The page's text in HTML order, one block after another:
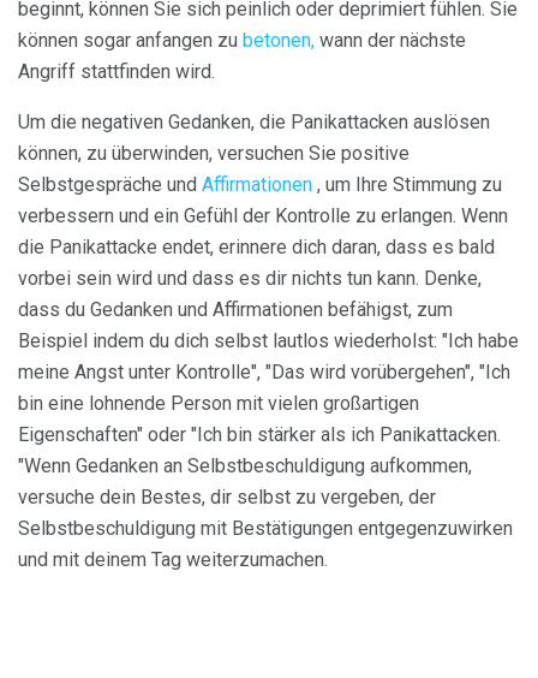
beginnt, können Sie sich peinlich oder deprimiert fühlen. Sie
können sogar anfangen zu betonen, wann der nächste
Angriff stattfinden wird.
Um die negativen Gedanken, die Panikattacken auslösen
können, zu überwinden, versuchen Sie positive
Selbstgespräche und Affirmationen , um Ihre Stimmung zu
verbessern und ein Gefühl der Kontrolle zu erlangen. Wenn
die Panikattacke endet, erinnere dich daran, dass es bald
vorbei sein wird und dass es dir nichts tun kann. Denke,
dass du Gedanken und Affirmationen befähigst, zum
Beispiel indem du dich selbst lautlos wiederholst: "Ich habe
meine Angst unter Kontrolle", "Das wird vorübergehen", "Ich
bin eine lohnende Person mit vielen großartigen
Eigenschaften" oder "Ich bin stärker als ich Panikattacken.
"Wenn Gedanken an Selbstbeschuldigung aufkommen,
versuche dein Bestes, dir selbst zu vergeben, der
Selbstbeschuldigung mit Bestätigungen entgegenzuwirken
und mit deinem Tag weiterzumachen.